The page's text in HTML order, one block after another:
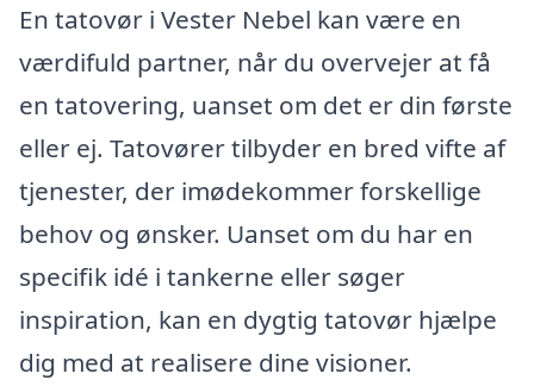
En tatovør i Vester Nebel kan være en
værdifuld partner, når du overvejer at få
en tatovering, uanset om det er din første
eller ej. Tatovører tilbyder en bred vifte af
tjenester, der imødekommer forskellige
behov og ønsker. Uanset om du har en
specifik idé i tankerne eller søger
inspiration, kan en dygtig tatovør hjælpe
dig med at realisere dine visioner.